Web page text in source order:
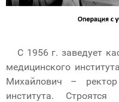
С 1956 г. заведует
медицинского
Михайлович – ректор
института.